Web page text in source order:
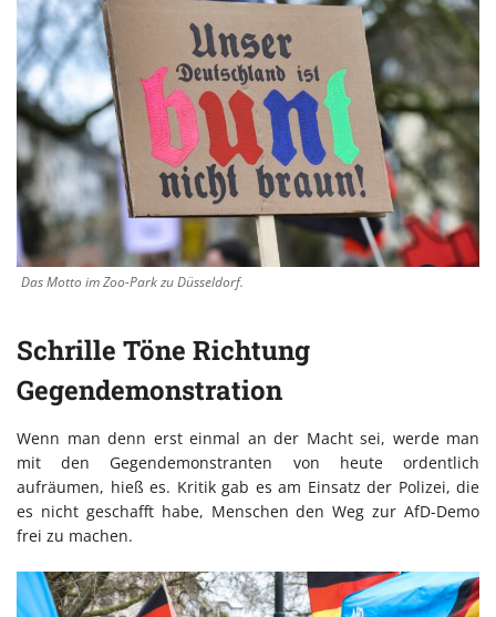
Das Motto im Zoo-Park zu Düsseldorf.
Schrille Töne Richtung
Gegendemonstration
Wenn man denn erst einmal an der Macht sei, werde man
mit den Gegendemonstranten von heute ordentlich
aufräumen, hieß es. Kritik gab es am Einsatz der Polizei, die
es nicht geschafft habe, Menschen den Weg zur AfD-Demo
frei zu machen.